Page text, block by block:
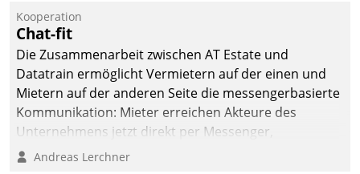
Jahresbeginn eine
Überblick, Einsicht und
Eingriff bietende Lösung.
Zur Entwicklung setzte
man auf
Cloudtechnologie,
bewährte und Startup-
agile Projektmethoden.
Kooperation
Chat-fit
Die Zusammenarbeit zwischen AT Estate und
Datatrain ermöglicht Vermietern auf der einen und
Mietern auf der anderen Seite die messengerbasierte
Kommunikation: Mieter erreichen Akteure des
Unternehmens jetzt direkt per Messenger,
Mitarbeiter oder Dienstleister empfangen oder
Andreas Lerchner